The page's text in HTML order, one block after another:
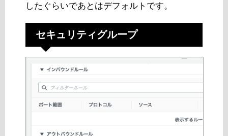
したぐらいであとはデフォルトです。
セキュリティグループ